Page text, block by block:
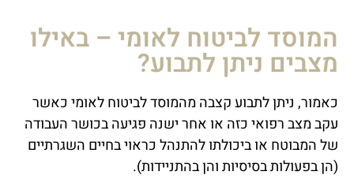
המוסד לביטוח לאומי – באילו
מצבים ניתן לתבוע?
כאמור, ניתן לתבוע קצבה מהמוסד לביטוח לאומי כאשר
עקב מצב רפואי כזה או אחר ישנה פגיעה בכושר העבודה
של המבוטח או ביכולתו להתנהל כראוי בחיים השגרתיים
(הן בפעולות בסיסיות והן בהתניידות).